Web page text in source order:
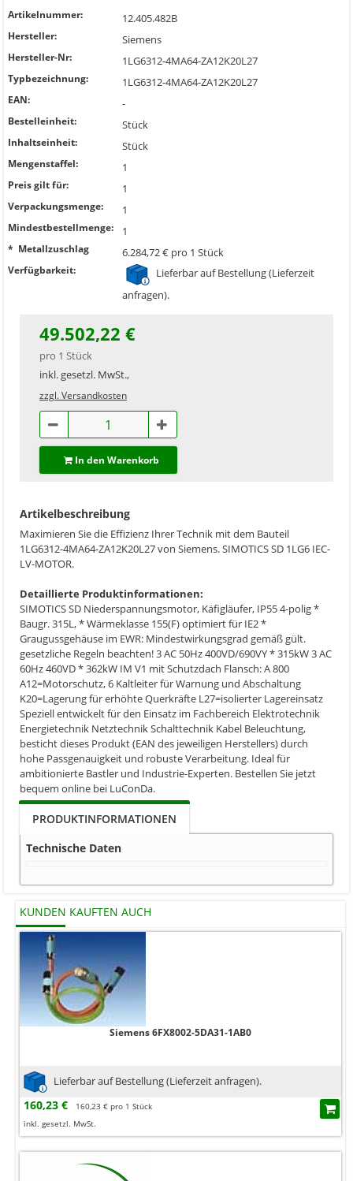
Artikelnummer: 12.405.482B
Hersteller: Siemens
Hersteller-Nr: 1LG6312-4MA64-ZA12K20L27
Typbezeichnung: 1LG6312-4MA64-ZA12K20L27
EAN: -
Bestelleinheit: Stück
Inhaltseinheit: Stück
Mengenstaffel: 1
Preis gilt für: 1
Verpackungsmenge: 1
Mindestbestellmenge: 1
* Metallzuschlag 6.284,72 € pro 1 Stück
Verfügbarkeit:
Lieferbar auf Bestellung (Lieferzeit
anfragen).
49.502,22 €
pro 1 Stück
inkl. gesetzl. MwSt.,
zzgl. Versandkosten
In den Warenkorb
Artikelbeschreibung
Maximieren Sie die Effizienz Ihrer Technik mit dem Bauteil
1LG6312-4MA64-ZA12K20L27 von Siemens. SIMOTICS SD 1LG6 IEC-
LV-MOTOR.
Detaillierte Produktinformationen:
SIMOTICS SD Niederspannungsmotor, Käfigläufer, IP55 4-polig *
Baugr. 315L, * Wärmeklasse 155(F) optimiert für IE2 *
Graugussgehäuse im EWR: Mindestwirkungsgrad gemäß gült.
gesetzliche Regeln beachten! 3 AC 50Hz 400VD/690VY * 315kW 3 AC
60Hz 460VD * 362kW IM V1 mit Schutzdach Flansch: A 800
A12=Motorschutz, 6 Kaltleiter für Warnung und Abschaltung
K20=Lagerung für erhöhte Querkräfte L27=isolierter Lagereinsatz
Speziell entwickelt für den Einsatz im Fachbereich Elektrotechnik
Energietechnik Netztechnik Schalttechnik Kabel Beleuchtung,
besticht dieses Produkt (EAN des jeweiligen Herstellers) durch
hohe Passgenauigkeit und robuste Verarbeitung. Ideal für
ambitionierte Bastler und Industrie-Experten. Bestellen Sie jetzt
bequem online bei LuConDa.
PRODUKTINFORMATIONEN
Technische Daten
KUNDEN KAUFTEN AUCH
Siemens 6FX8002-5DA31-1AB0
Lieferbar auf Bestellung (Lieferzeit anfragen).
160,23 €
160,23 € pro 1 Stück
inkl. gesetzl. MwSt.